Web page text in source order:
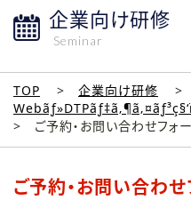
企業向け研修
Seminar
TOP
企業向け研修
ご予約・お問い合わせフォ
ご予約・お問い合わせ